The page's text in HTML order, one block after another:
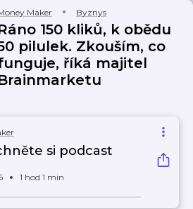
Maker Byznys
150 kliků, k obědu
pilulek. Zkouším, co
říká majitel
si podcast
1 hod 1 min